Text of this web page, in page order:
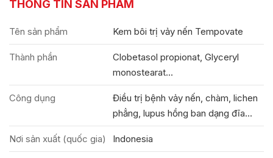
THÔNG TIN SẢN PHẨM
Tên sản phẩm Kem bôi trị vảy nến Tempovate
Thành phần
Clobetasol propionat, Glyceryl
monostearat...
Công dụng
Điều trị bệnh vảy nến, chàm, lichen
phẳng, lupus hồng ban dạng đĩa...
Nơi sản xuất (quốc gia) Indonesia